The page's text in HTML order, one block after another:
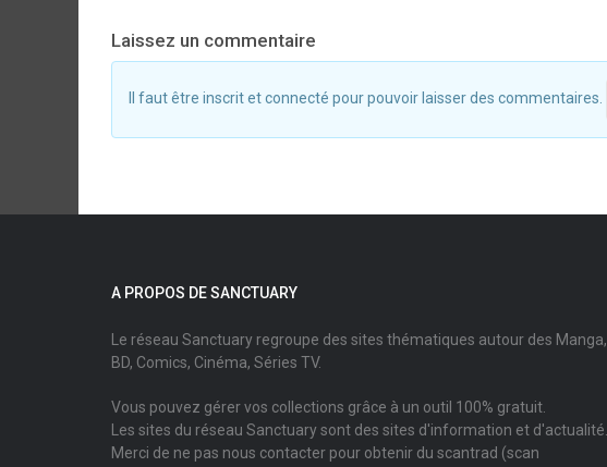
Laissez un commentaire
Il faut être inscrit et connecté pour pouvoir laisser des commentaires.
A PROPOS DE SANCTUARY
Le réseau Sanctuary regroupe des sites thématiques autour des Manga,
BD, Comics, Cinéma, Séries TV.
Vous pouvez gérer vos collections grâce à un outil 100% gratuit.
Les sites du réseau Sanctuary sont des sites d'information et d'actualité.
Merci de ne pas nous contacter pour obtenir du scantrad (scan